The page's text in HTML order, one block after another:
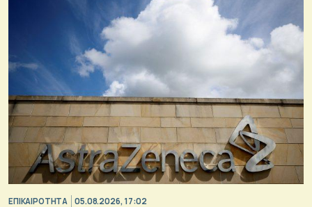
ΕΠΙΚΑΙΡΟΤΗΤΑ 05.08.2026, 17:02